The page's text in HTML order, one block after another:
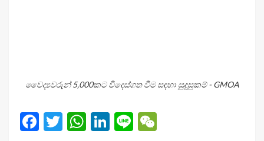
වෛද්‍යවරුන් 5,000කට විදෙස්ගත වීම සඳහා සුදුසුකම් - GMOA
Facebook
Twitter
WhatsApp
LinkedIn
Line